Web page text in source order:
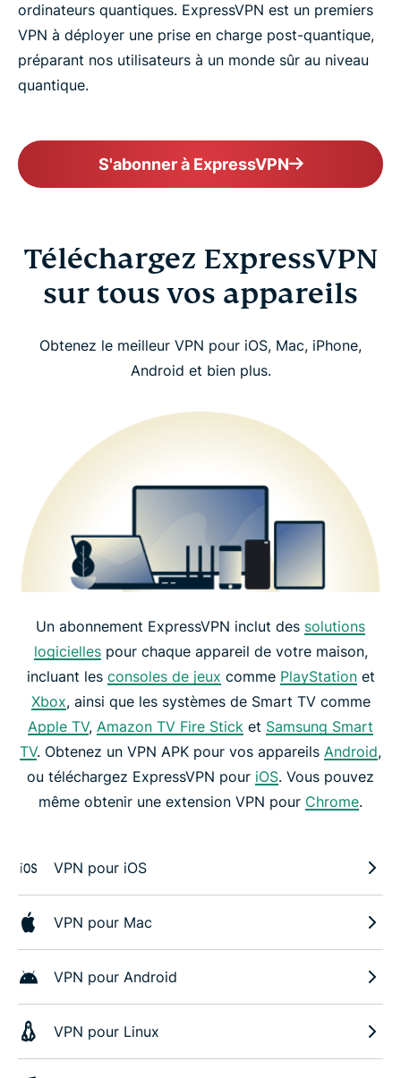
ordinateurs quantiques. ExpressVPN est un premiers
VPN à déployer une prise en charge post-quantique,
préparant nos utilisateurs à un monde sûr au niveau
quantique.
S'abonner à ExpressVPN
Téléchargez ExpressVPN
sur tous vos appareils
Obtenez le meilleur VPN pour iOS, Mac, iPhone,
Android et bien plus.
Un abonnement ExpressVPN inclut des solutions
logiciellespour chaque appareil de votre maison,
incluant les consoles de jeux comme PlayStationet
Xbox, ainsi que les systèmes de Smart TV comme
Apple TV, Amazon TV Fire Stick et Samsung Smart
TV. Obtenez un VPN APK pour vos appareils Android,
ou téléchargez ExpressVPN pour iOS. Vous pouvez
même obtenir une extension VPN pour Chrome.
VPN pour iOS
VPN pour Mac
VPN pour Android
VPN pour Linux